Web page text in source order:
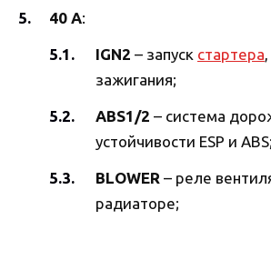
40 А:
IGN2 – запуск стартера
зажигания;
ABS1/2 – система
устойчивости ESP и ABS;
BLOWER – реле
радиаторе;